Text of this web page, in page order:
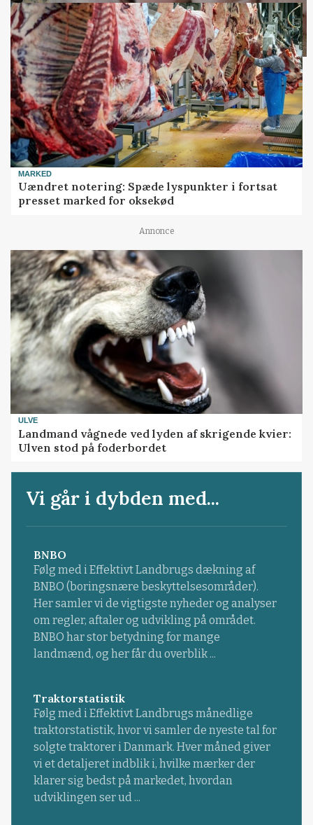
MARKED
Uændret notering: Spæde lyspunkter i fortsat
presset marked for oksekød
Annonce
ULVE
Landmand vågnede ved lyden af skrigende kvier:
Ulven stod på foderbordet
Vi går i dybden med...
BNBO
Følg med i Effektivt Landbrugs dækning af
BNBO (boringsnære beskyttelsesområder).
Her samler vi de vigtigste nyheder og analyser
om regler, aftaler og udvikling på området.
BNBO har stor betydning for mange
landmænd, og her får du overblik ...
Traktorstatistik
Følg med i Effektivt Landbrugs månedlige
traktorstatistik, hvor vi samler de nyeste tal for
solgte traktorer i Danmark. Hver måned giver
vi et detaljeret indblik i, hvilke mærker der
klarer sig bedst på markedet, hvordan
udviklingen ser ud ...